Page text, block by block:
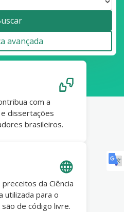
avançada
com a
dissertações
brasileiros.
da Ciência
utilizada para o
de código livre.